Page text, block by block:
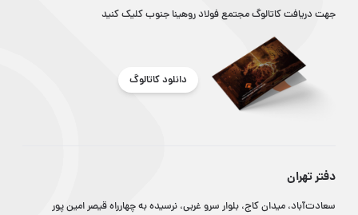
جهت دریافت کاتالوگ مجتمع فولاد روهینا جنوب کلیک کنید
دانلود کاتالوگ
دفتر تهران
سعادت‌آباد، میدان کاج، بلوار سرو غربی، نرسیده به چهارراه قیصر امین پور